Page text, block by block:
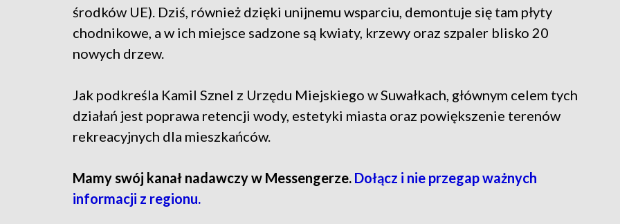
środków UE). Dziś, również dzięki unijnemu wsparciu, demontuje się tam płyty
chodnikowe, a w ich miejsce sadzone są kwiaty, krzewy oraz szpaler blisko 20
nowych drzew.
Jak podkreśla Kamil Sznel z Urzędu Miejskiego w Suwałkach, głównym celem tych
działań jest poprawa retencji wody, estetyki miasta oraz powiększenie terenów
rekreacyjnych dla mieszkańców.
Mamy swój kanał nadawczy w Messengerze. Dołącz i nie przegap ważnych
informacji z regionu.